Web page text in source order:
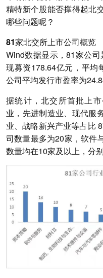
精特新个股能否撑得起北
哪些问题呢？
81家北交所上市公司概览
Wind数据显示，81家公
现募资178.64亿元，平均
公司平均发行市盈率为
据统计，北交所首批上
业，先进制造业、现代服
业、战略新兴产业等占比
司数量最多为20家，软件
数量均在10家及以上，分